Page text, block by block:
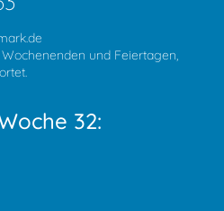
und Feiertagen,
32: